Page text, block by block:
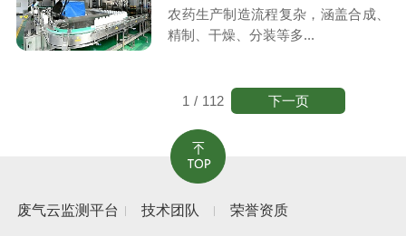
农药生产制造流程复杂，涵盖合成、
精制、干燥、分装等多...
1 / 112 下一页
废气云监测平台 技术团队 荣誉资质